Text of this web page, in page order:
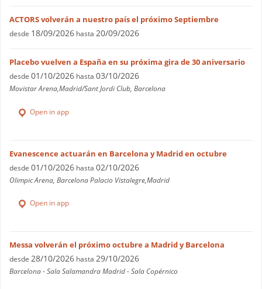
ACTORS volverán a nuestro país el próximo Septiembre
desde 18/09/2026 hasta 20/09/2026
Placebo vuelven a España en su próxima gira de 30 aniversario
desde 01/10/2026 hasta 03/10/2026
Movistar Arena,Madrid/Sant Jordi Club, Barcelona
Open in app
Evanescence actuarán en Barcelona y Madrid en octubre
desde 01/10/2026 hasta 02/10/2026
Olimpic Arena, Barcelona Palacio Vistalegre,Madrid
Open in app
Messa volverán el próximo octubre a Madrid y Barcelona
desde 28/10/2026 hasta 29/10/2026
Barcelona - Sala Salamandra Madrid - Sala Copérnico